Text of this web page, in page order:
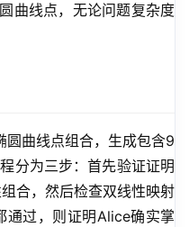
曲线点，无论问题复杂度
曲线点组合，生成包含9
分为三步：首先验证证明
合，然后检查双线性映射
通过，则证明Alice确实掌